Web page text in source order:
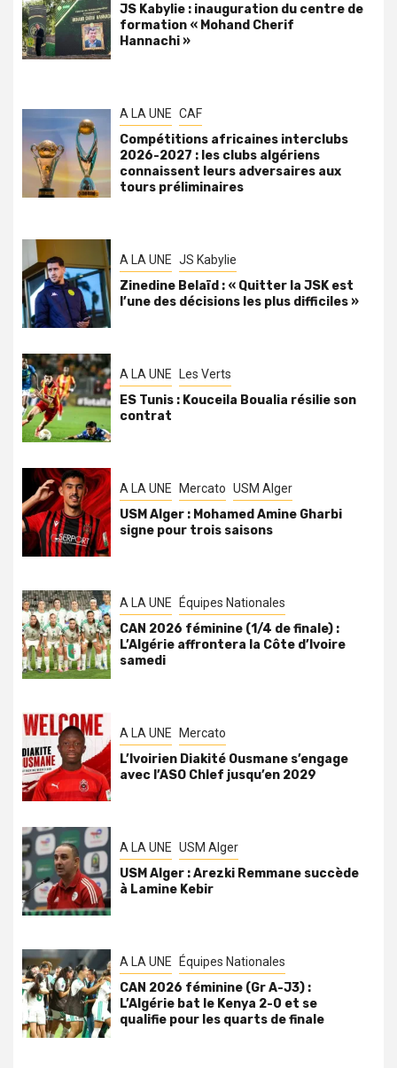
JS Kabylie : inauguration du centre de
formation « Mohand Cherif
Hannachi »
A LA UNE CAF
Compétitions africaines interclubs
2026-2027 : les clubs algériens
connaissent leurs adversaires aux
tours préliminaires
A LA UNE JS Kabylie
Zinedine Belaïd : « Quitter la JSK est
l’une des décisions les plus difficiles »
A LA UNE Les Verts
ES Tunis : Kouceila Boualia résilie son
contrat
A LA UNE Mercato USM Alger
USM Alger : Mohamed Amine Gharbi
signe pour trois saisons
A LA UNE Équipes Nationales
CAN 2026 féminine (1/4 de finale) :
L’Algérie affrontera la Côte d’Ivoire
samedi
A LA UNE Mercato
L’Ivoirien Diakité Ousmane s’engage
avec l’ASO Chlef jusqu’en 2029
A LA UNE USM Alger
USM Alger : Arezki Remmane succède
à Lamine Kebir
A LA UNE Équipes Nationales
CAN 2026 féminine (Gr A-J3) :
L’Algérie bat le Kenya 2-0 et se
qualifie pour les quarts de finale